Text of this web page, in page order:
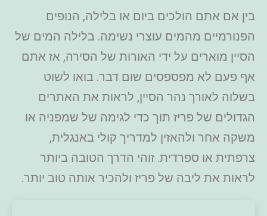
בין אם אתם הולכים ביום או בלילה, הנופים
הפנורמיים מהמים עוצרי נשימה. בלילה המים של
הסיין מוארים על ידי האורות של הסירה, אז אתם
אף פעם לא מפספסים שום דבר. בואו לשוט
בשלוה לאורך נהר הסיין, לראות את האתרים
הגדולים של פריז תוך כדי לגימה של שמפניה או
משקה אחר ולהאזין למדריך קולי באנגלית,
צרפתית או ספרדית. זוהי הדרך הטובה ביותר
לראות את ליבה של פריז ולהכיר אותה טוב יותר.